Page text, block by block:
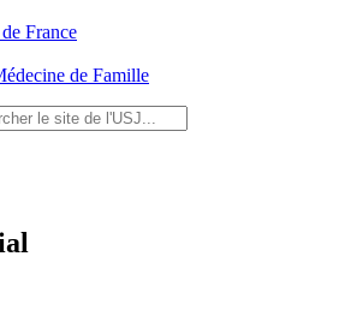
France
de Famille